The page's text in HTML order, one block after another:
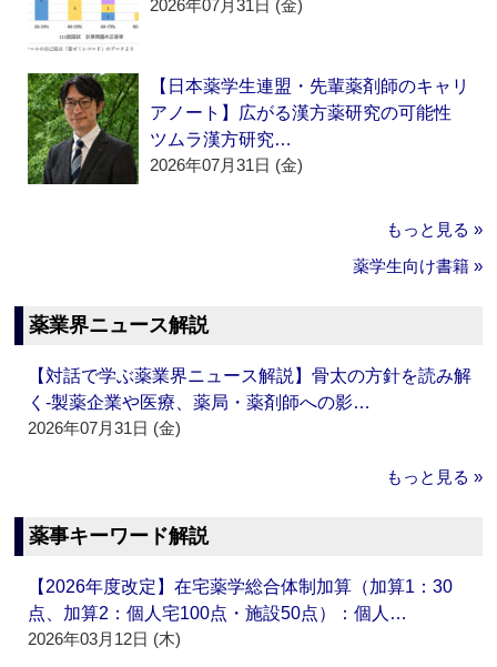
2026年07月31日 (金)
【日本薬学生連盟・先輩薬剤師のキャリ
アノート】広がる漢方薬研究の可能性
ツムラ漢方研究…
2026年07月31日 (金)
もっと見る »
薬学生向け書籍 »
薬業界ニュース解説
【対話で学ぶ薬業界ニュース解説】骨太の方針を読み解
く‐製薬企業や医療、薬局・薬剤師への影…
2026年07月31日 (金)
もっと見る »
薬事キーワード解説
【2026年度改定】在宅薬学総合体制加算（加算1：30
点、加算2：個人宅100点・施設50点）：個人…
2026年03月12日 (木)